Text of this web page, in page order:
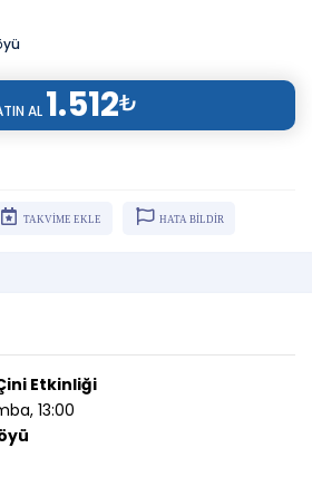
AL 1.512₺
TAKVİME EKLE HATA BİLDİR
Etkinliği
13:00